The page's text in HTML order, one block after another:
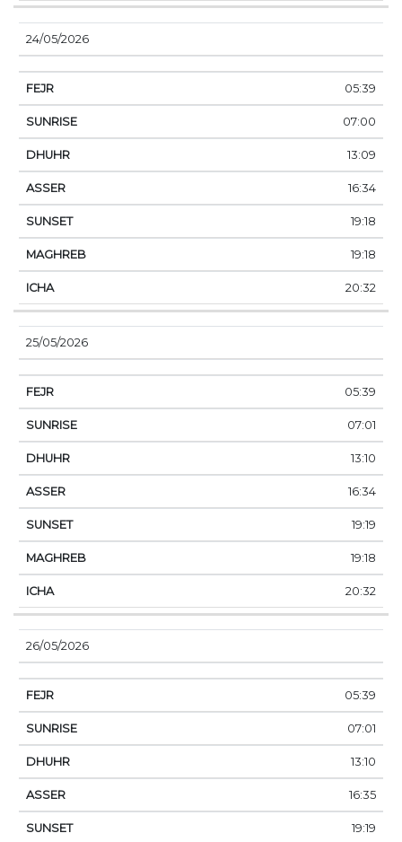
24/05/2026
05:39
07:00
13:09
16:34
19:18
19:18
20:32
25/05/2026
05:39
07:01
13:10
16:34
19:19
19:18
20:32
26/05/2026
05:39
07:01
13:10
16:35
19:19